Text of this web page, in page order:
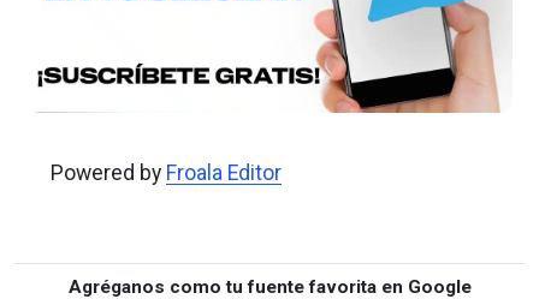
Powered by Froala Editor
Agréganos como tu fuente favorita en Google